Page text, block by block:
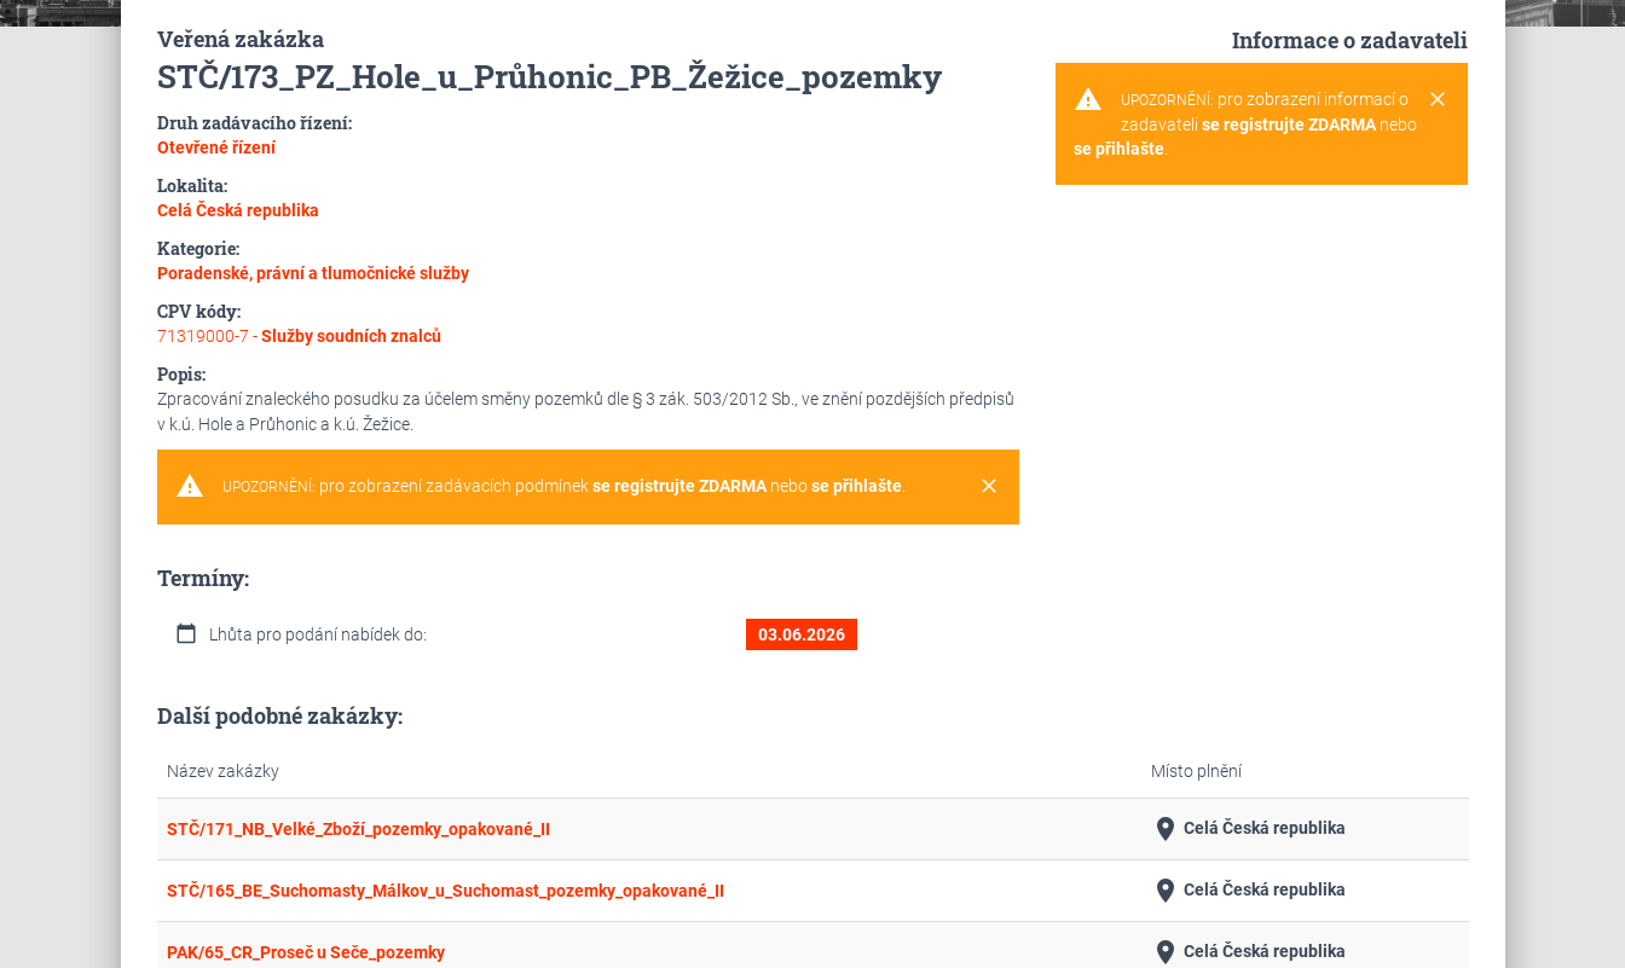
Veřená zakázka
STČ/173_PZ_Hole_u_Průhonic_PB_Žežice_pozemky
Druh zadávacího řízení:
Otevřené řízení
Lokalita:
Celá Česká republika
Kategorie:
Poradenské, právní a tlumočnické služby
CPV kódy:
71319000-7 -Služby soudních znalců
Popis:
Zpracování znaleckého posudku za účelem směny pozemků dle § 3 zák. 503/2012 Sb., ve znění pozdějších předpisů
v k.ú. Hole a Průhonic a k.ú. Žežice.
warning clear
UPOZORNĚNÍ: pro zobrazení zadávacích podmínekse registrujte ZDARMAnebose přihlašte.
Termíny:
calendar_today Lhůta pro podání nabídek do: 03.06.2026
Informace o zadavateli
warning clear
UPOZORNĚNÍ: pro zobrazení informací o
zadavateli se registrujte ZDARMAnebo
se přihlašte.
Další podobné zakázky:
Název zakázky Místo plnění
STČ/171_NB_Velké_Zboží_pozemky_opakované_II place Celá Česká republika
STČ/165_BE_Suchomasty_Málkov_u_Suchomast_pozemky_opakované_II place Celá Česká republika
PAK/65_CR_Proseč u Seče_pozemky place Celá Česká republika